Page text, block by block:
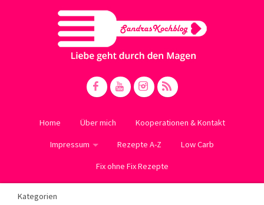
Home Über mich Kooperationen & Kontakt
Impressum Rezepte A-Z Low Carb
Fix ohne Fix Rezepte
Kategorien